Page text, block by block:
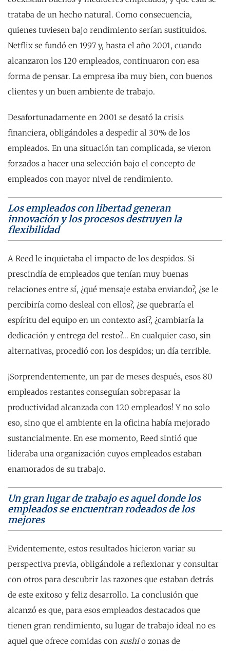
trataba de un hecho natural. Como consecuencia,
quienes tuviesen bajo rendimiento serían sustituidos.
Netflix se fundó en 1997 y, hasta el año 2001, cuando
alcanzaron los 120 empleados, continuaron con esa
forma de pensar. La empresa iba muy bien, con buenos
clientes y un buen ambiente de trabajo.
Desafortunadamente en 2001 se desató la crisis
financiera, obligándoles a despedir al 30% de los
empleados. En una situación tan complicada, se vieron
forzados a hacer una selección bajo el concepto de
empleados con mayor nivel de rendimiento.
Los empleados con libertad generan
innovación y los procesos destruyen la
flexibilidad
A Reed le inquietaba el impacto de los despidos. Si
prescindía de empleados que tenían muy buenas
relaciones entre sí, ¿qué mensaje estaba enviando?, ¿se le
percibiría como desleal con ellos?, ¿se quebraría el
espíritu del equipo en un contexto así?, ¿cambiaría la
dedicación y entrega del resto?... En cualquier caso, sin
alternativas, procedió con los despidos; un día terrible.
¡Sorprendentemente, un par de meses después, esos 80
empleados restantes conseguían sobrepasar la
productividad alcanzada con 120 empleados! Y no solo
eso, sino que el ambiente en la oficina había mejorado
sustancialmente. En ese momento, Reed sintió que
lideraba una organización cuyos empleados estaban
enamorados de su trabajo.
Un gran lugar de trabajo es aquel donde los
empleados se encuentran rodeados de los
mejores
Evidentemente, estos resultados hicieron variar su
perspectiva previa, obligándole a reflexionar y consultar
con otros para descubrir las razones que estaban detrás
de este exitoso y feliz desarrollo. La conclusión que
alcanzó es que, para esos empleados destacados que
tienen gran rendimiento, su lugar de trabajo ideal no es
aquel que ofrece comidas con sushio zonas de